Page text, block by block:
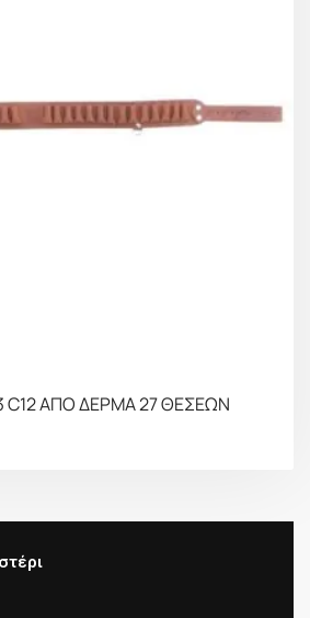
C12 ΑΠΟ ΔΕΡΜΑ 27 ΘΕΣΕΩΝ